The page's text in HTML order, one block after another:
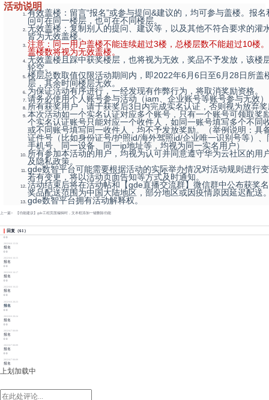
活动说明
有效盖楼：留言“报名”或参与提问&建议的，均可参与盖楼。报名
问可在同一楼层，也可在不同楼层。
无效盖楼：复制别人的提问、建议等，以及其他不符合要求的灌
皆为无效盖楼。
注意：同一用户盖楼不能连续超过3楼，总楼层数不能超过10楼
盖楼数将视为无效盖楼。
无效盖楼且踩中获奖楼层，也将视为无效，奖品不予发放，该楼
轮空。
楼层总数取值仅限活动期间内，即2022年6月6日至6月28日所盖
层，其余时间楼层无效。
为保证活动有序进行，一经发现有作弊行为，将取消奖励资格。
请务必使用个人账号参与活动（iam、企业账号等账号参与无效
所有获奖用户，请于获奖后3日内完成实名认证，否则视为放弃
本次活动如一个实名认证对应多个账号，只有一个账号可领取奖
个实名认证账号只能对应一个收件人，如同一账号填写多个不同
或不同账号填写同一收件人，均不予发放奖励。（举例说明：具
证件号（比如身份证号/护照id/海外驾照id/企业唯一识别号等）、
手机号、同一设备、同一ip地址等，均视为同一实名用户）
所有参加本活动的用户，均视为认可并同意遵守华为云社区的用
及隐私政策。
gde数智平台可能需要根据活动的实际举办情况对活动规则进行
若有变更，将以活动页面告知等方式及时通知。
活动结束后将在活动帖和【gde直播交流群】微信群中公布获奖
奖品配送范围为中国大陆地区，部分地区或因疫情原因延迟配送
gde数智平台拥有活动解释权。
上一篇> 【功能建议】gde工程页面编辑时，文本框添加一键删除功能
回复（61 ）
0 0
2022/6/6 15:56
报名
0 0
2022/6/6 16:15
报名
0 0
2022/6/6 16:17
报名
0 0
2022/6/6 16:22
报名
0 0
2022/6/6 20:23
报名
0 0
2022/6/6 20:24
报名
0 0
2022/6/7 00:09
报名
0 0
2022/6/7 00:09
报名
0 0
2022/6/7 00:09
报名
上划加载中